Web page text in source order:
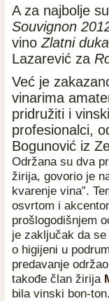
A za najbolje
Souvignon
vino Zlatni
Lazarević za
Već je
vinarima
pridružiti i
profesionalci,
Bogunović iz
Održana su dva
žirija, govorio je
kvarenje vina”.
osvrtom i
prošlogodišnjem
je zaključak da
o higijeni u
predavanje
takođe član žirija
bila vinski bon-ton.